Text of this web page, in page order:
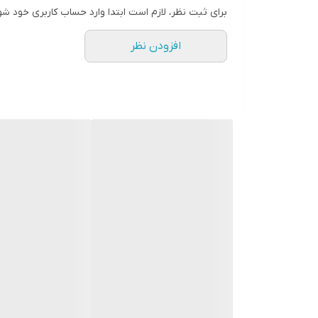
برای ثبت نظر، لازم است ابتدا وارد حساب کاربری خود
افزودن نظر